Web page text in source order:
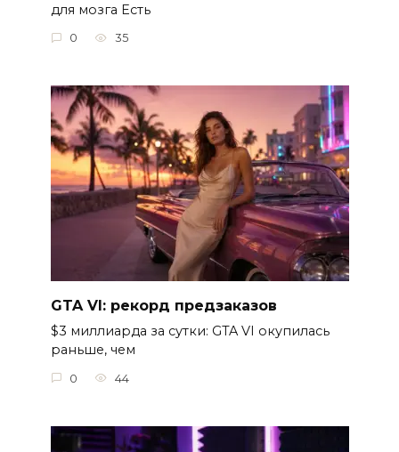
для мозга Есть
0 35
GTA VI: рекорд предзаказов
$3 миллиарда за сутки: GTA VI окупилась
раньше, чем
0 44